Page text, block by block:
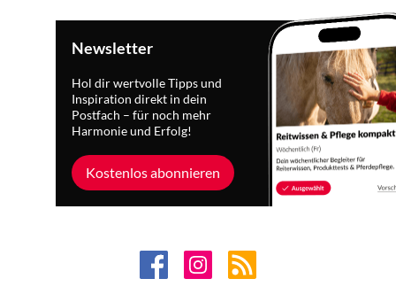
Newsletter
Hol dir wertvolle Tipps und
Inspiration direkt in dein
Postfach – für noch mehr
Harmonie und Erfolg!
Kostenlos abonnieren